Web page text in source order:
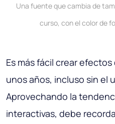
Una fuente que cambia de
curso, con el color de
Es más fácil crear
unos años, incluso sin el
Aprovechando la
interactivas, debe